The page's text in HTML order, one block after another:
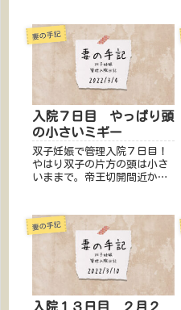
不安を抱える妊婦さん、旦那
さんに届けたい！実際の管理
入院の日記を公開！あなたの
知りたいがここに綴られてい
ることを祈って。
妻の手記
入院７日目 やっぱり頭
の小さいミギー
双子妊娠で管理入院７日目！
やはり双子の片方の頭は小さ
いままで。帝王切開間近か？
に届けたい！実際の管理入院
の日記を公開！あなたの知り
たいがここに綴られているこ
とを祈って。
妻の手記
入院１３日目 ２月２